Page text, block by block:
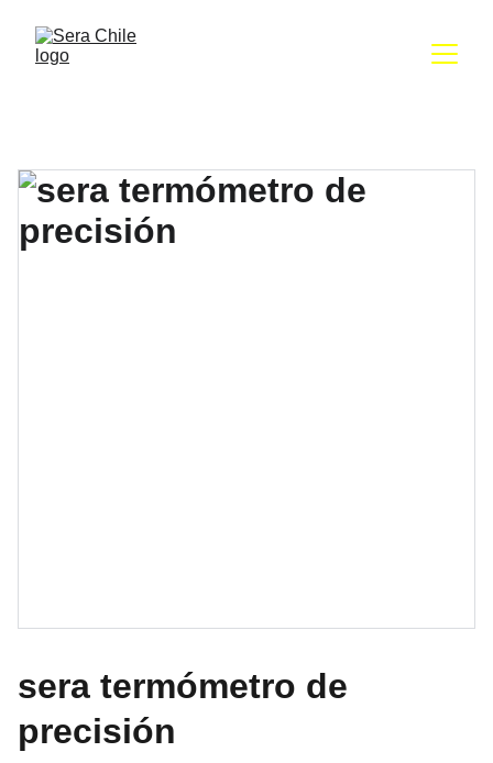
sera termómetro de
precisión